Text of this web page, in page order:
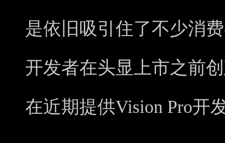
是依旧吸引住了不少消
开发者在头显上市之前
在近期提供Vision Pro开